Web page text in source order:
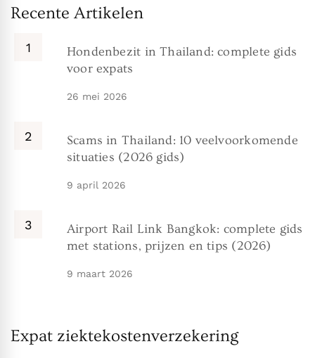
Recente Artikelen
Hondenbezit in Thailand: complete gids
voor expats
26 mei 2026
Scams in Thailand: 10 veelvoorkomende
situaties (2026 gids)
9 april 2026
Airport Rail Link Bangkok: complete gids
met stations, prijzen en tips (2026)
9 maart 2026
Expat ziektekostenverzekering